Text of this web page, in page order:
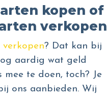
kopen of
verkopen
verkopen? Dat kan bij
aardig wat geld
te doen, toch? Je
ons aanbieden. Wij